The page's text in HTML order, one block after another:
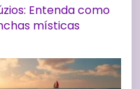
Entenda como
místicas